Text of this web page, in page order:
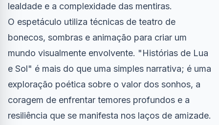
lealdade e a complexidade das mentiras.
O espetáculo utiliza técnicas de teatro de
bonecos, sombras e animação para criar um
mundo visualmente envolvente. "Histórias de Lua
e Sol" é mais do que uma simples narrativa; é uma
exploração poética sobre o valor dos sonhos, a
coragem de enfrentar temores profundos e a
resiliência que se manifesta nos laços de amizade.